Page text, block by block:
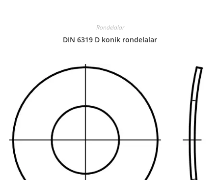
Rondelalar
DIN 6319 D konik rondelalar